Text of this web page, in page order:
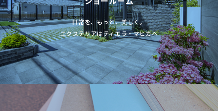
日常を、もっと、美しく。
エクステリアはティエラ・マヒカへ